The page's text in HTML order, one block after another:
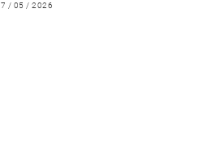
7 / 05 / 2026